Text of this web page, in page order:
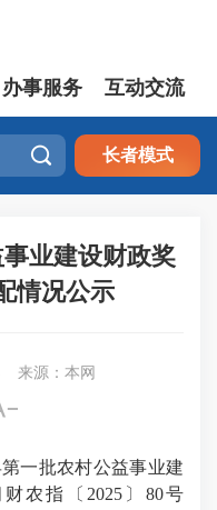
办事服务 互动交流
 长者模式
业建设财政奖
情况公示
来源：本网
一批农村公益事业建
农指
〔 2025 〕 80号